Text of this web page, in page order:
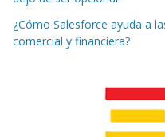
¿Cómo Salesforce ayuda a
comercial y financiera?